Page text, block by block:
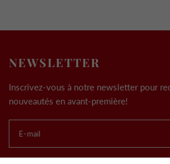
NEWSLETTER
Inscrivez-vous à notre newsletter pour
nouveautés en avant-première!
E-mail